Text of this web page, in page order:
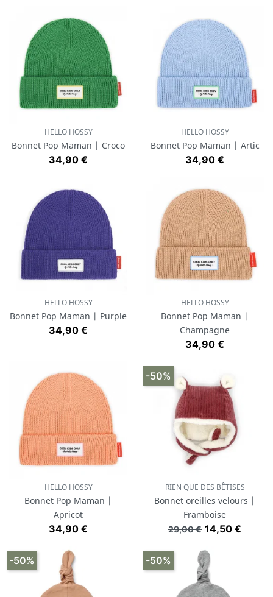
HELLO HOSSY
Bonnet Pop Maman | Croco
Prix
34,90 €
HELLO HOSSY
Bonnet Pop Maman | Artic
Prix
34,90 €
HELLO HOSSY
Bonnet Pop Maman | Purple
Prix
34,90 €
HELLO HOSSY
Bonnet Pop Maman |
Champagne
Prix
34,90 €
HELLO HOSSY
Bonnet Pop Maman |
Apricot
Prix
34,90 €
RIEN QUE DES BÊTISES
Bonnet oreilles velours |
Framboise
Prix de base
29,00 € Prix
14,50 €
-50%
-50% -50%